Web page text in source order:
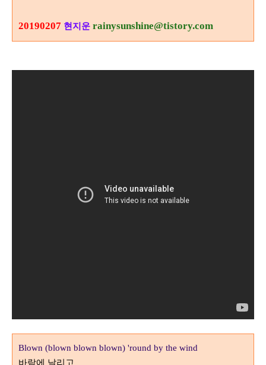
20190207 현지운 rainysunshine@tistory.com
Blown (blown blown blown) 'round by the wind
바람에 날리고